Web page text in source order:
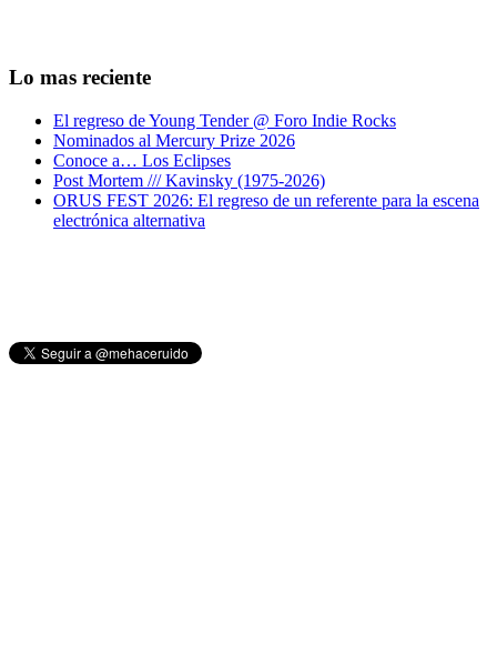
Lo mas reciente
El regreso de Young Tender @ Foro Indie Rocks
Nominados al Mercury Prize 2026
Conoce a… Los Eclipses
Post Mortem /// Kavinsky (1975-2026)
ORUS FEST 2026: El regreso de un referente para la escena
electrónica alternativa